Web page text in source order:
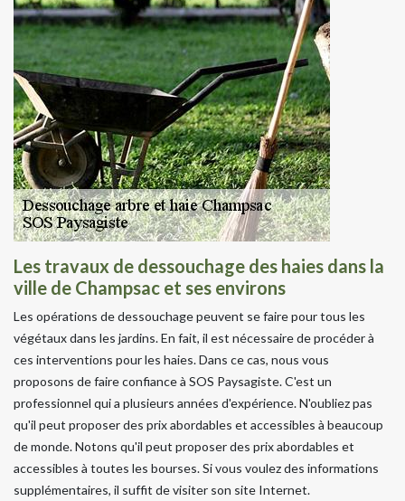
Les travaux de dessouchage des haies dans la
ville de Champsac et ses environs
Les opérations de dessouchage peuvent se faire pour tous les
végétaux dans les jardins. En fait, il est nécessaire de procéder à
ces interventions pour les haies. Dans ce cas, nous vous
proposons de faire confiance à SOS Paysagiste. C'est un
professionnel qui a plusieurs années d'expérience. N'oubliez pas
qu'il peut proposer des prix abordables et accessibles à beaucoup
de monde. Notons qu'il peut proposer des prix abordables et
accessibles à toutes les bourses. Si vous voulez des informations
supplémentaires, il suffit de visiter son site Internet.